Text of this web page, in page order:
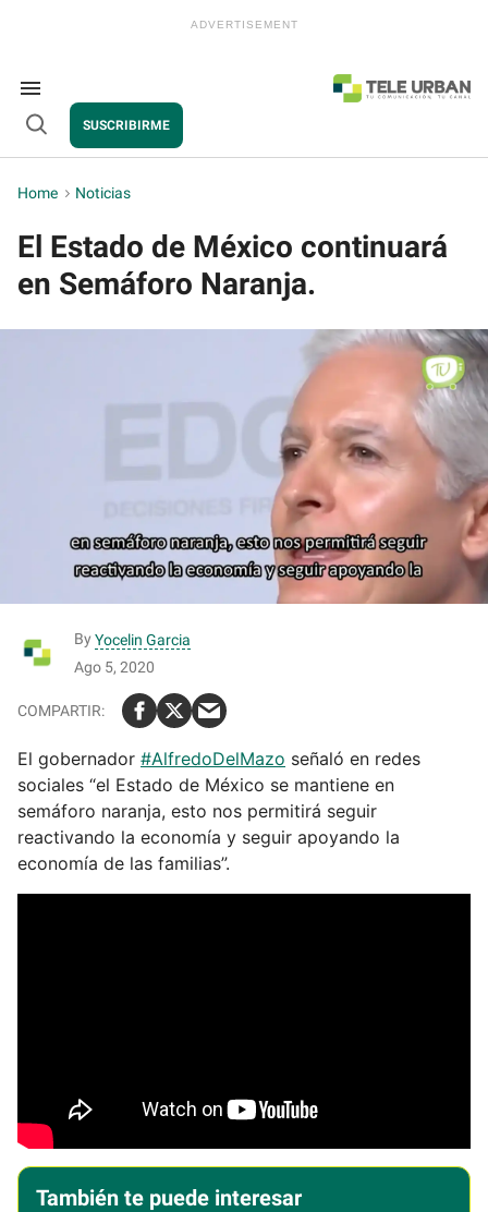
Search
&
Section
Navigation
Open
SUSCRIBIRME
Home > Noticias
El Estado de México continuará
en Semáforo Naranja.
By Yocelin Garcia
Ago 5, 2020
El gobernador #AlfredoDelMazo señaló en redes
sociales “el Estado de México se mantiene en
semáforo naranja, esto nos permitirá seguir
reactivando la economía y seguir apoyando la
economía de las familias”.
También te puede interesar